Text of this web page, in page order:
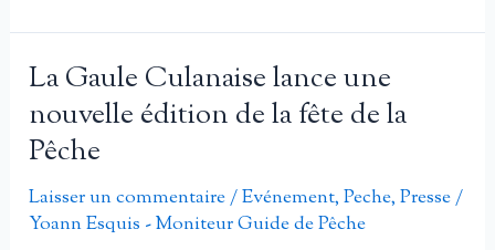
l’
AAPPMA
Ponticauds
ont
initié
les
La Gaule Culanaise lance une
nouvelle édition de la fête de la
Pêche
Laisser un commentaire/Evénement,Peche,Presse/
Yoann Esquis - Moniteur Guide de Pêche